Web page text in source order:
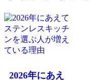
2026年にあえ